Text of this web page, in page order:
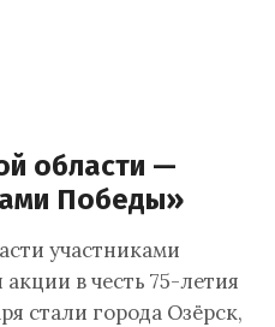
области —
Победы»
участниками
в честь 75-летия
стали города Озёрск,